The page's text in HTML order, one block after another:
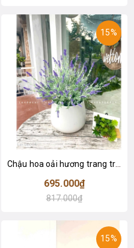
15%
Chậu hoa oải hương trang trí phòng khách- CC975
695.000₫
817.000₫
15%